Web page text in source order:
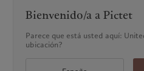
Bienvenido/a a Pictet
Parece que está usted aquí:
ubicación?